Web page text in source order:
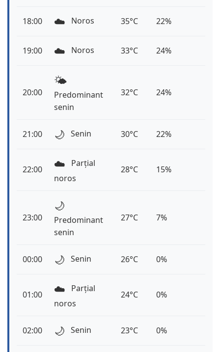
18:00 ☁️ Noros 35°C 22%
19:00 ☁️ Noros 33°C 24%
20:00
🌤️
Predominant
senin
32°C 24%
21:00 🌙 Senin 30°C 22%
22:00 ☁️
Parțial
noros
28°C 15%
23:00
🌙
Predominant
senin
27°C 7%
00:00 🌙 Senin 26°C 0%
01:00 ☁️
Parțial
noros
24°C 0%
02:00 🌙 Senin 23°C 0%